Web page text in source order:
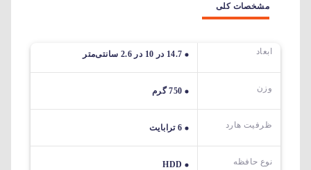
مشخصات کلی
ابعاد 14.7 در 10 در 2.6 سانتی‌متر
وزن 750 گرم
ظرفیت هارد 6 ترابایت
نوع حافظه HDD